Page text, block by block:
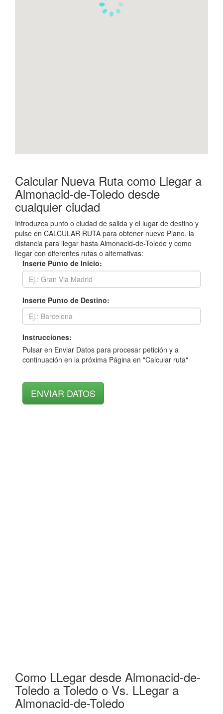
Calcular Nueva Ruta como Llegar a
Almonacid-de-Toledo desde
cualquier ciudad
Introduzca punto o ciudad de salida y el lugar de destino y
pulse en CALCULAR RUTA para obtener nuevo Plano, la
distancia para llegar hasta Almonacid-de-Toledo y como
llegar con diferentes rutas o alternativas:
Inserte Punto de Inicio:
Inserte Punto de Destino:
Instrucciones:
Pulsar en Enviar Datos para procesar petición y a
continuación en la próxima Página en "Calcular ruta"
Como LLegar desde Almonacid-de-
Toledo a Toledo o Vs. LLegar a
Almonacid-de-Toledo